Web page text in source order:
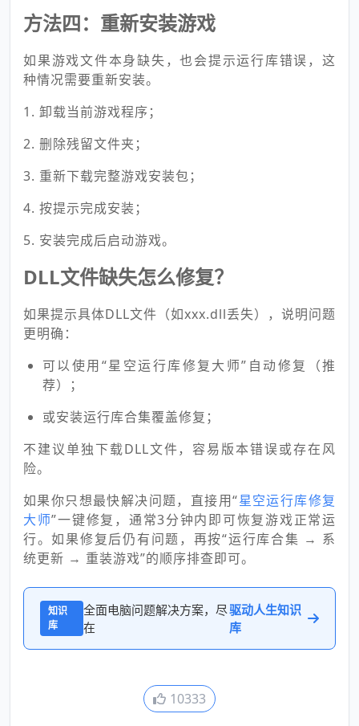
方法四：重新安装游戏
如果游戏文件本身缺失，也会提示运行库错误，这
种情况需要重新安装。
1. 卸载当前游戏程序；
2. 删除残留文件夹；
3. 重新下载完整游戏安装包；
4. 按提示完成安装；
5. 安装完成后启动游戏。
DLL文件缺失怎么修复？
如果提示具体DLL文件（如xxx.dll丢失），说明问题
更明确：
可以使用“星空运行库修复大师”自动修复（推
荐）；
或安装运行库合集覆盖修复；
不建议单独下载DLL文件，容易版本错误或存在风
险。
如果你只想最快解决问题，直接用“星空运行库修复
大师”一键修复，通常3分钟内即可恢复游戏正常运
行。如果修复后仍有问题，再按“运行库合集 → 系
统更新 → 重装游戏”的顺序排查即可。
知识
库
全面电脑问题解决方案，尽
在
驱动人生知识
库
10333